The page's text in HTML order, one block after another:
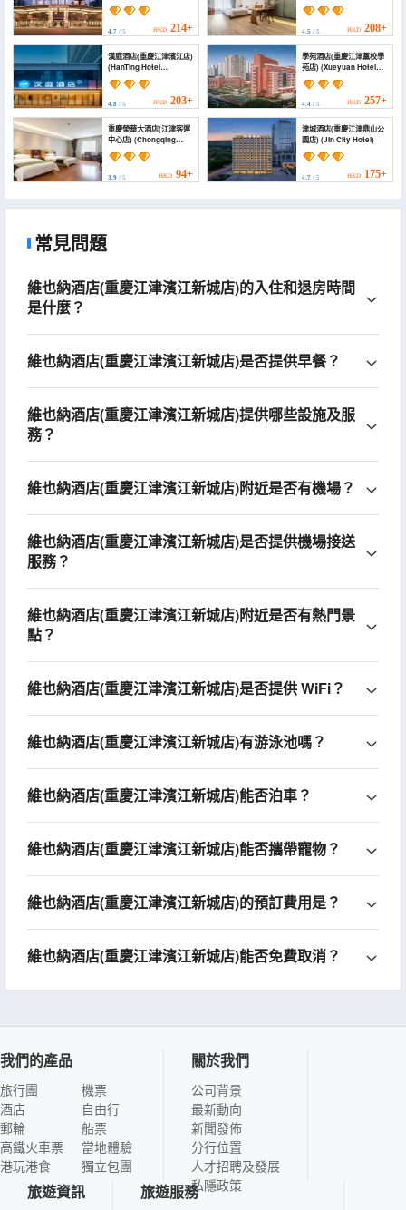
International Hotel
(Binjiang of Jiangjin,
4.7 / 5 HKD 214+
Hotel (Jiangjin
Commercial Pedestrian
4.5/ 5 HKD 208+
漢庭酒店(重慶江津濱江店)
(HanTing Hotel
(Chongqing Jiangjin
Binjiang))
4.8 / 5 HKD 203+
學苑酒店(重慶江津黨校學
苑店) (Xueyuan Hotel
(Chongqing Jiangjin
Party School Xueyuan
Branch))
4.4/ 5 HKD 257+
重慶榮華大酒店(江津客運
中心店) (Chongqing
Ronghua Hotel
(Jiangjin Passenger
Transport Center
Branch))
3.9 / 5 HKD 94+
津城酒店(重慶江津鼎山公
園店) (Jin City Hotel)
4.7/ 5 HKD 175+
常見問題
維也納酒店(重慶江津濱江新城店)的入住和退房時間
是什麼？
維也納酒店(重慶江津濱江新城店)是否提供早餐？
維也納酒店(重慶江津濱江新城店)提供哪些設施及服
務？
維也納酒店(重慶江津濱江新城店)附近是否有機場？
維也納酒店(重慶江津濱江新城店)是否提供機場接送
服務？
維也納酒店(重慶江津濱江新城店)附近是否有熱門景
點？
維也納酒店(重慶江津濱江新城店)是否提供 WiFi？
維也納酒店(重慶江津濱江新城店)有游泳池嗎？
維也納酒店(重慶江津濱江新城店)能否泊車？
維也納酒店(重慶江津濱江新城店)能否攜帶寵物？
維也納酒店(重慶江津濱江新城店)的預訂費用是？
維也納酒店(重慶江津濱江新城店)能否免費取消？
我們的產品
旅行團
酒店
郵輪
高鐵火車票
港玩港食
機票
自由行
船票
當地體驗
獨立包團
關於我們
公司背景
最新動向
新聞發佈
分行位置
人才招聘及發展
私隱政策
旅遊資訊 旅遊服務